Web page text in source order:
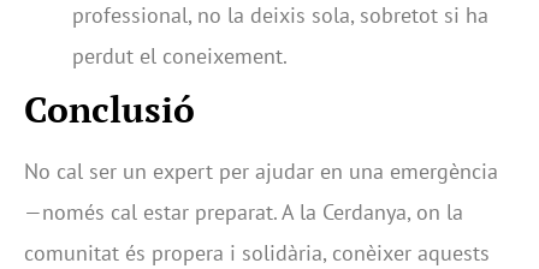
professional, no la deixis sola, sobretot si ha
perdut el coneixement.
Conclusió
No cal ser un expert per ajudar en una emergència
—només cal estar preparat. A la Cerdanya, on la
comunitat és propera i solidària, conèixer aquests